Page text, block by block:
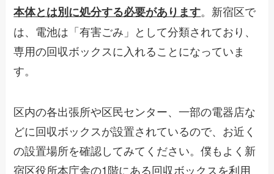
本体とは別に処分する必要があります。新宿区で
は、電池は「有害ごみ」として分類されており、
専用の回収ボックスに入れることになっていま
す。
区内の各出張所や区民センター、一部の電器店な
どに回収ボックスが設置されているので、お近く
の設置場所を確認してみてください。僕もよく新
宿区役所本庁舎の1階にある回収ボックスを利用